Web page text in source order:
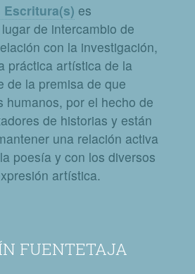
Escritura(s) es
de intercambio de
con la investigación,
práctica artística de la
de la premisa de que
humanos, por el hecho de
de historias y están
una relación activa
poesía y con los diversos
artística.
FUENTETAJA